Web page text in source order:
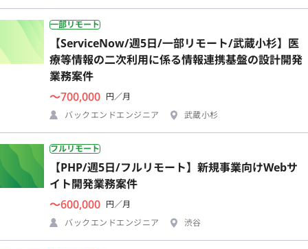
一部リモート
【ServiceNow/週5日/一部リモート/武蔵小杉】医
療等情報の二次利用に係る情報連携基盤の設計開発
業務案件
〜700,000 円／月
バックエンドエンジニア
武蔵小杉
フルリモート
【PHP/週5日/フルリモート】新規事業向けWebサ
イト開発業務案件
〜600,000 円／月
バックエンドエンジニア
渋谷